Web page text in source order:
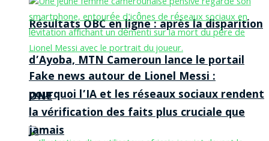
Résultats OBC en ligne : après la disparition
d’Ayoba, MTN Cameroun lance le portail
ONE
Fake news autour de Lionel Messi :
pourquoi l’IA et les réseaux sociaux rendent
la vérification des faits plus cruciale que
jamais